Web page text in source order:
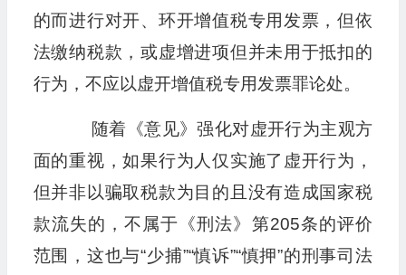
的而进行对开、环开增值税专用发票，但依
法缴纳税款，或虚增进项但并未用于抵扣的
行为，不应以虚开增值税专用发票罪论处。
随着《意见》强化对虚开行为主观方
面的重视，如果行为人仅实施了虚开行为，
但并非以骗取税款为目的且没有造成国家税
款流失的，不属于《刑法》第205条的评价
范围，这也与“少捕”“慎诉”“慎押”的刑事司法